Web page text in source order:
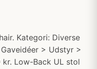
Kategori: Diverse
> Udstyr >
Low-Back UL stol